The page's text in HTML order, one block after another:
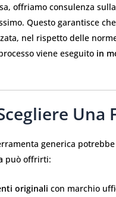
offriamo consulenza
Questo garantisce
nel rispetto delle
viene eseguito in
Una
generica
può offrirti:
originali con marchio